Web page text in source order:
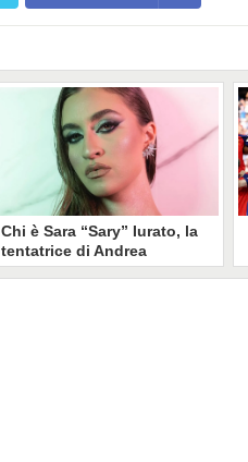
Chi è Sara “Sary” Iurato, la
tentatrice di Andrea
Petraroli a Temptation